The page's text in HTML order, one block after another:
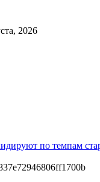
2026
по темпам